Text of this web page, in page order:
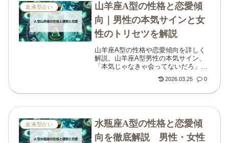
血液型占い
山羊座A型の性格と恋愛傾
向｜男性の本気サインと女
性のトリセツを解説
山羊座A型の性格や恋愛傾向を詳しく
解説。山羊座A型男性の本気サイン、
「本気じゃなきゃ会ってないだろ」と
座A型女性のトリセツまでわかりやす
2026.03.25 0
血液型占い
水瓶座A型の性格と恋愛傾
向を徹底解説 男性・女性